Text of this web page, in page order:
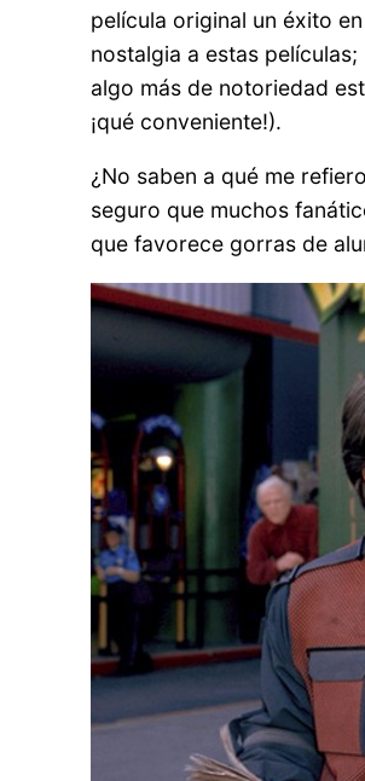
película original un éxito
nostalgia a estas películas;
algo más de notoriedad
¡qué conveniente!).
¿No saben a qué me
seguro que muchos
que favorece gorras de